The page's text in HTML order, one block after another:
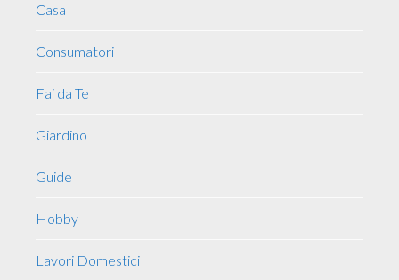
Casa
Consumatori
Fai da Te
Giardino
Guide
Hobby
Lavori Domestici